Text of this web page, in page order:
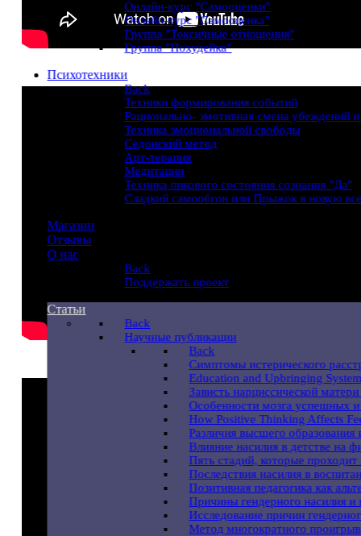
Онлайн-курс "Cамооценки"
Онлайн-курс "Cамооценка"
Группа "Токсичные отношения"
Группа "Похудейка"
Психотехники
Back
Техники формирования событий
Рационально- эмотивная смена убеждений
Техника эмоциональной свободы
Седонский метод
Арт-терапия
Медитации
Техника пикового состояния сознания "Да"
Сладкий самообгон или Прыжок в новую
Магазин
Отзывы
O нас
Back
Поддержать проект
Статьи
Back
Научные публикации
Back
Симптомы истерического
Education and Upbringing
Зависть нарциссической
Особенности мозга успешных
How Positive Thinking Affects
Различия высшего
Влияние насилия в детстве на
Пять стадий, которые
Последствия насилия в
Позитивная педагогика как
Причины гендерного насилия и
Исследование причин
Метод многократного